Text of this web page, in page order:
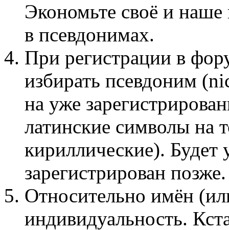
Экономьте своё и
в псевдонимах.
При регистрации в
избирать псевдоним
на уже
латинские символы на
кириллические). Будет
зарегистрирован позже.
Относительно имён
индивидуальность.